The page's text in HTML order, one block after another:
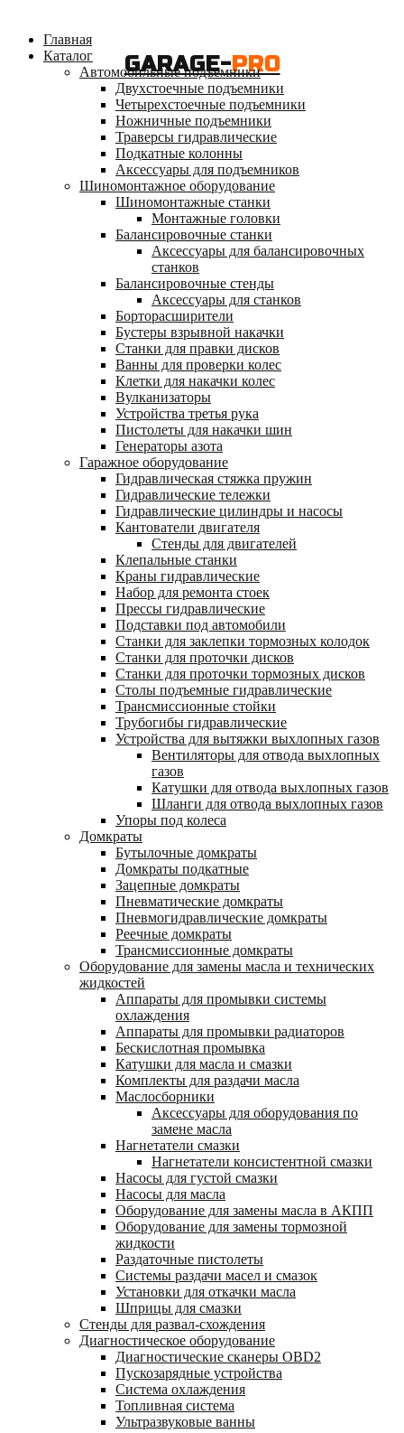
GARAGE-PRO
Главная
Каталог
Автомобильные подъемники
Двухстоечные подъемники
Четырехстоечные подъемники
Ножничные подъемники
Траверсы гидравлические
Подкатные колонны
Аксессуары для подъемников
Шиномонтажное оборудование
Шиномонтажные станки
Монтажные головки
Балансировочные станки
Аксессуары для балансировочных
станков
Балансировочные стенды
Аксессуары для станков
Борторасширители
Бустеры взрывной накачки
Станки для правки дисков
Ванны для проверки колес
Клетки для накачки колес
Вулканизаторы
Устройства третья рука
Пистолеты для накачки шин
Генераторы азота
Гаражное оборудование
Гидравлическая стяжка пружин
Гидравлические тележки
Гидравлические цилиндры и насосы
Кантователи двигателя
Стенды для двигателей
Клепальные станки
Краны гидравлические
Набор для ремонта стоек
Прессы гидравлические
Подставки под автомобили
Станки для заклепки тормозных колодок
Станки для проточки дисков
Станки для проточки тормозных дисков
Столы подъемные гидравлические
Трансмиссионные стойки
Трубогибы гидравлические
Устройства для вытяжки выхлопных газов
Вентиляторы для отвода выхлопных
газов
Катушки для отвода выхлопных газов
Шланги для отвода выхлопных газов
Упоры под колеса
Домкраты
Бутылочные домкраты
Домкраты подкатные
Зацепные домкраты
Пневматические домкраты
Пневмогидравлические домкраты
Реечные домкраты
Трансмиссионные домкраты
Оборудование для замены масла и технических
жидкостей
Аппараты для промывки системы
охлаждения
Аппараты для промывки радиаторов
Бескислотная промывка
Катушки для масла и смазки
Комплекты для раздачи масла
Маслосборники
Аксессуары для оборудования по
замене масла
Нагнетатели смазки
Нагнетатели консистентной смазки
Насосы для густой смазки
Насосы для масла
Оборудование для замены масла в АКПП
Оборудование для замены тормозной
жидкости
Раздаточные пистолеты
Системы раздачи масел и смазок
Установки для откачки масла
Шприцы для смазки
Стенды для развал-схождения
Диагностическое оборудование
Диагностические сканеры OBD2
Пускозарядные устройства
Система охлаждения
Топливная система
Ультразвуковые ванны